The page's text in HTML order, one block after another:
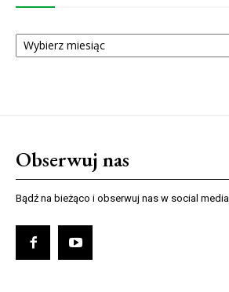
ARCHIWUM
NUMERÓW
Obserwuj nas
Bądź na bieżąco i obserwuj nas w social media